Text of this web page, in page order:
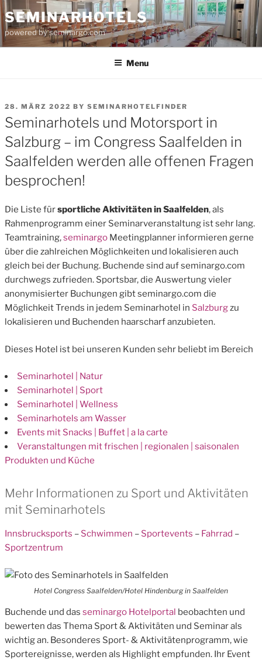
Skip
to
content
SEMINARHOTELS
powered by seminargo.com
Menu
POSTED
ON
28. MÄRZ 2022 BY SEMINARHOTELFINDER
Seminarhotels und Motorsport in
Salzburg – im Congress Saalfelden in
Saalfelden werden alle offenen Fragen
besprochen!
Die Liste fürsportliche Aktivitäten in Saalfelden, als
Rahmenprogramm einer Seminarveranstaltung ist sehr lang.
Teamtraining,seminargo Meetingplanner informieren gerne
über die zahlreichen Möglichkeiten und lokalisieren auch
gleich bei der Buchung. Buchende sind auf seminargo.com
durchwegs zufrieden. Sportsbar, die Auswertung vieler
anonymisierter Buchungen gibt seminargo.com die
Möglichkeit Trends in jedem Seminarhotel in Salzburgzu
lokalisieren und Buchenden haarscharf anzubieten.
Dieses Hotel ist bei unseren Kunden sehr beliebt im Bereich
Seminarhotel | Natur
Seminarhotel | Sport
Seminarhotel | Wellness
Seminarhotels am Wasser
Events mit Snacks | Buffet | a la carte
Veranstaltungen mit frischen | regionalen | saisonalen
Produkten und Küche
Mehr Informationen zu Sport und Aktivitäten
mit Seminarhotels
Innsbrucksports – Schwimmen – Sportevents – Fahrrad –
Sportzentrum
Hotel Congress Saalfelden/Hotel Hindenburg in Saalfelden
Buchende und das seminargo Hotelportal beobachten und
bewerten das Thema Sport & Aktivitäten und Seminar als
wichtig an. Besonderes Sport- & Aktivitätenprogramm, wie
Sportereignisse, werden als Highlight empfunden. Ihr Event